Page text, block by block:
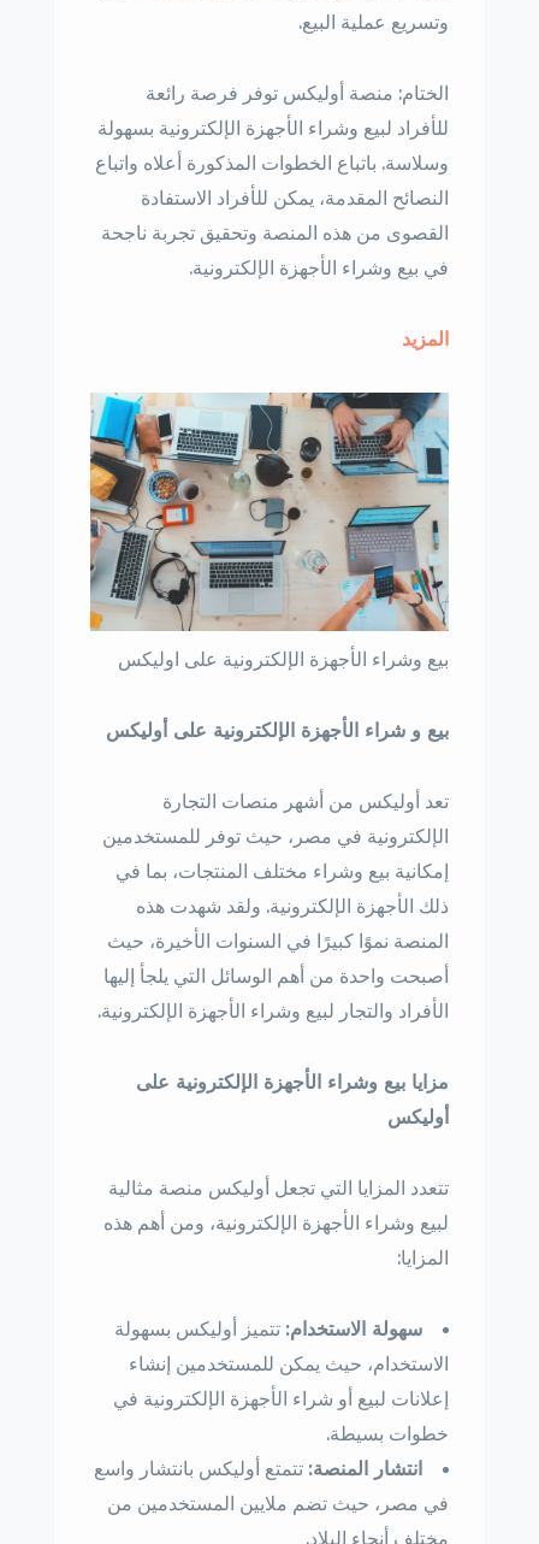
وتسريع عملية البيع.
الختام: منصة أوليكس توفر فرصة رائعة
للأفراد لبيع وشراء الأجهزة الإلكترونية بسهولة
وسلاسة. باتباع الخطوات المذكورة أعلاه واتباع
النصائح المقدمة، يمكن للأفراد الاستفادة
القصوى من هذه المنصة وتحقيق تجربة ناجحة
في بيع وشراء الأجهزة الإلكترونية.
المزيد
بيع وشراء الأجهزة الإلكترونية على اوليكس
بيع و شراء الأجهزة الإلكترونية على أوليكس
تعد أوليكس من أشهر منصات التجارة
الإلكترونية في مصر، حيث توفر للمستخدمين
إمكانية بيع وشراء مختلف المنتجات، بما في
ذلك الأجهزة الإلكترونية. ولقد شهدت هذه
المنصة نموًا كبيرًا في السنوات الأخيرة، حيث
أصبحت واحدة من أهم الوسائل التي يلجأ إليها
الأفراد والتجار لبيع وشراء الأجهزة الإلكترونية.
مزايا بيع وشراء الأجهزة الإلكترونية على
أوليكس
تتعدد المزايا التي تجعل أوليكس منصة مثالية
لبيع وشراء الأجهزة الإلكترونية، ومن أهم هذه
المزايا:
سهولة الاستخدام: تتميز أوليكس بسهولة
الاستخدام، حيث يمكن للمستخدمين إنشاء
إعلانات لبيع أو شراء الأجهزة الإلكترونية في
خطوات بسيطة.
انتشار المنصة: تتمتع أوليكس بانتشار واسع
في مصر، حيث تضم ملايين المستخدمين من
مختلف أنحاء البلاد.